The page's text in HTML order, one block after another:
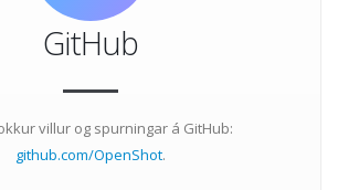
GitHub
villur og spurningar á GitHub:
github.com/OpenShot.